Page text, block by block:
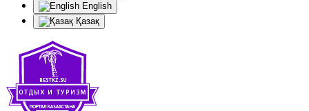
English
Қазақ